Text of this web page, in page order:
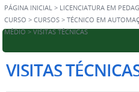
PÁGINA INICIAL > LICENCIATURA EM
CURSO > CURSOS > TÉCNICO EM
MÉDIO > VISITAS TÉCNICAS
VISITAS